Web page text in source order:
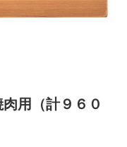
用（計９６０